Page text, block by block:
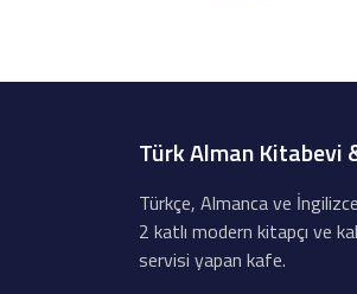
Türk Alman Kitabevi
Türkçe, Almanca ve
2 katlı modern kitapçı ve
servisi yapan kafe.